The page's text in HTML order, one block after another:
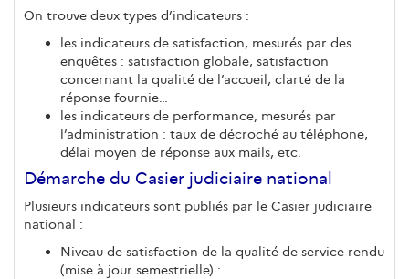
On trouve deux types d’indicateurs :
les indicateurs de satisfaction, mesurés par des
enquêtes : satisfaction globale, satisfaction
concernant la qualité de l’accueil, clarté de la
réponse fournie…
les indicateurs de performance, mesurés par
l’administration : taux de décroché au téléphone,
délai moyen de réponse aux mails, etc.
Démarche du Casier judiciaire national
Plusieurs indicateurs sont publiés par le Casier judiciaire
national :
Niveau de satisfaction de la qualité de service rendu
(mise à jour semestrielle) :